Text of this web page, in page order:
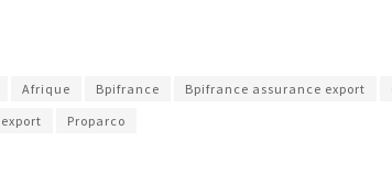
Afrique Bpifrance Bpifrance assurance export
Proparco